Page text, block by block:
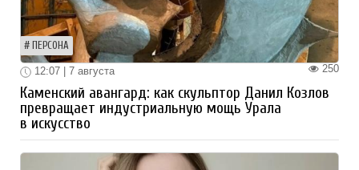
ПЕРСОНА
250
12:07 | 7 августа
Каменский авангард: как скульптор Данил Козлов
превращает индустриальную мощь Урала
в искусство